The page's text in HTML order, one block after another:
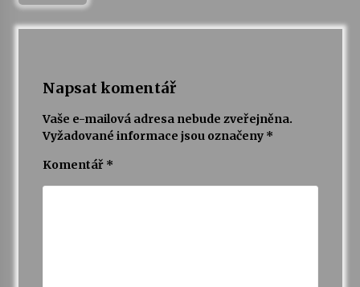
Napsat komentář
Vaše e-mailová adresa nebude zveřejněna.
Vyžadované informace jsou označeny *
Komentář *